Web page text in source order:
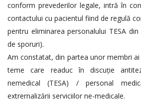
conform prevederilor legale, intră în
contactului cu pacientul fiind de regulă
pentru eliminarea personalului TESA
de sporuri).
Am constatat, din partea unor membri
teme care readuc în discuție
nemedical (TESA) / personal
extrernalizării serviciilor ne-medicale.